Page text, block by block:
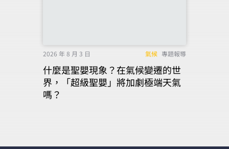
2026 年 8 月 3 日 氣候 專題報導
什麼是聖嬰現象？在氣候變遷的世
界，「超級聖嬰」將加劇極端天氣
嗎？